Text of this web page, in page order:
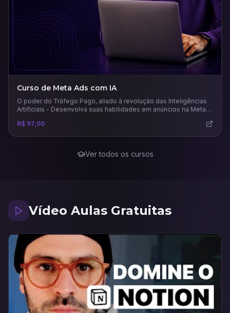
Curso de Meta Ads com IA
O poder do Tráfego Pago, aliado à revolução das Inteligências
Artificiais - Desenvolva suas habilidades em anúncios na Meta
este mercado.
R$ 97,00
Ver todos os cursos
Vídeo Aulas Gratuitas